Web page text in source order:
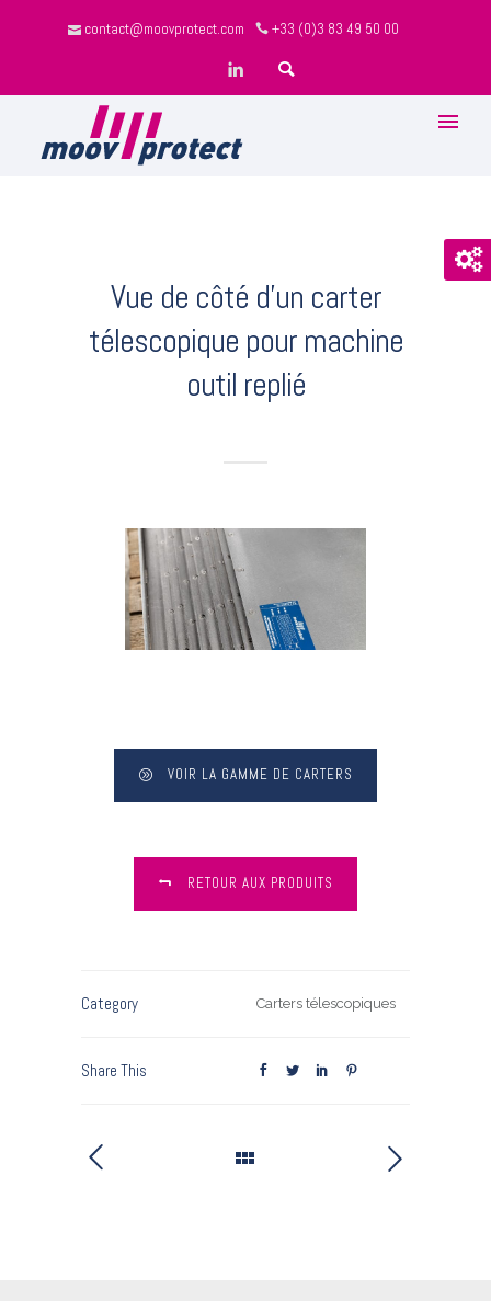
contact@moovprotect.com +33 (0)3 83 49 50 00
Vue de côté d'un carter
télescopique pour machine
outil replié
VOIR LA GAMME DE CARTERS
RETOUR AUX PRODUITS
Category Carters télescopiques
Share This